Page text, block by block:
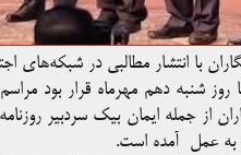
با انتشار مطالبی در شبکه‌های
شنبه دهم مهرماه قرار بود
از جمله ایمان بیک سردبیر
به عمل آمده است.